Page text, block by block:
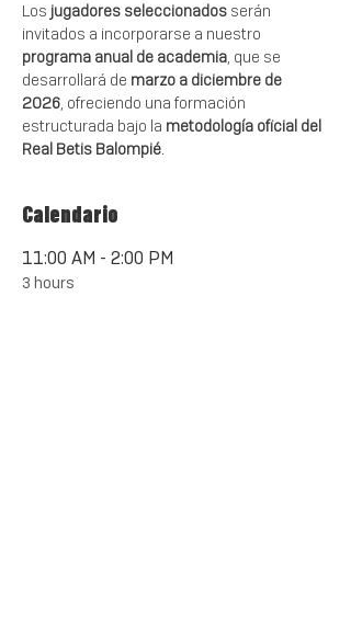
Los jugadores seleccionados serán
invitados a incorporarse a nuestro
programa anual de academia, que se
desarrollará de marzo a diciembre de
2026, ofreciendo una formación
estructurada bajo la metodología oficial del
Real Betis Balompié.
Calendario
11:00 AM - 2:00 PM
3 hours